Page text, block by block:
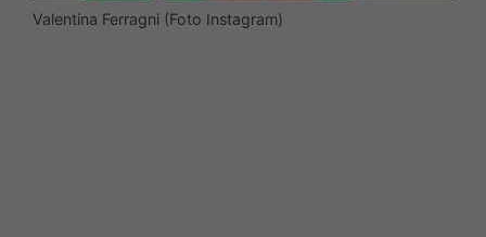
Valentina Ferragni (Foto Instagram)